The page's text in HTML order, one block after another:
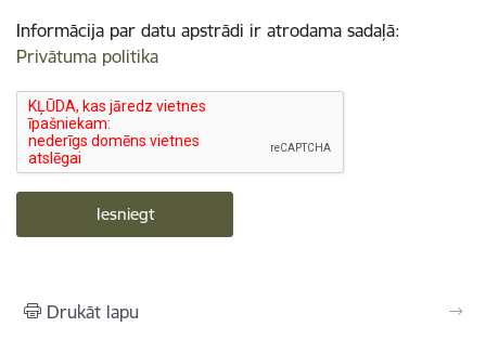
Informācija par datu apstrādi ir atrodama sadaļā:
Privātuma politika
Drukāt lapu